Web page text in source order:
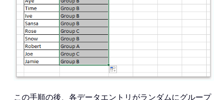
この手順の後、各データエントリがランダムにグループ